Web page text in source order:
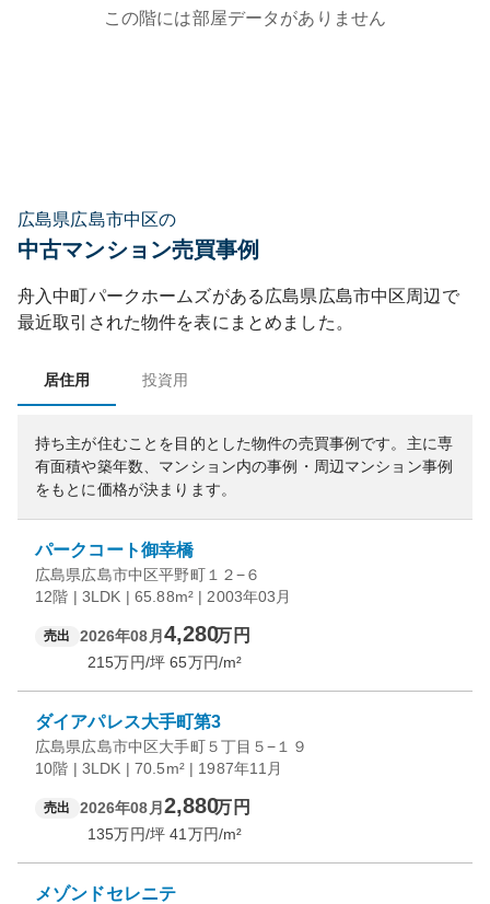
この階には部屋データがありません
広島県広島市中区の
中古マンション売買事例
舟入中町パークホームズがある 広島県 広島市中区周辺で
最近取引された物件を表にまとめました。
居住用 投資用
持ち主が住むことを目的とした物件の売買事例です。 主に専
有面積や築年数、マンション内の事例・周辺マンション事例
をもとに価格が決まります。
パークコート御幸橋
広島県広島市中区平野町１２−６
12階 | 3LDK | 65.88m² | 2003年03月
売出 2026年08月 4,280万円
215万円/坪 65万円/m²
ダイアパレス大手町第3
広島県広島市中区大手町５丁目５−１９
10階 | 3LDK | 70.5m² | 1987年11月
売出 2026年08月 2,880万円
135万円/坪 41 万円/m²
メゾンドセレニテ